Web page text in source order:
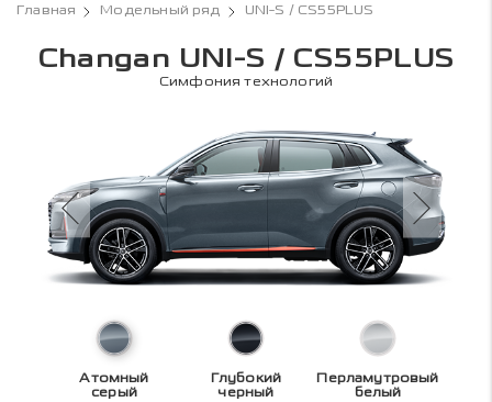
Главная Модельный ряд UNI-S / CS55PLUS
Changan UNI-S / CS55PLUS
Симфония технологий
Атомный
серый
Глубокий
черный
Перламутровый
белый